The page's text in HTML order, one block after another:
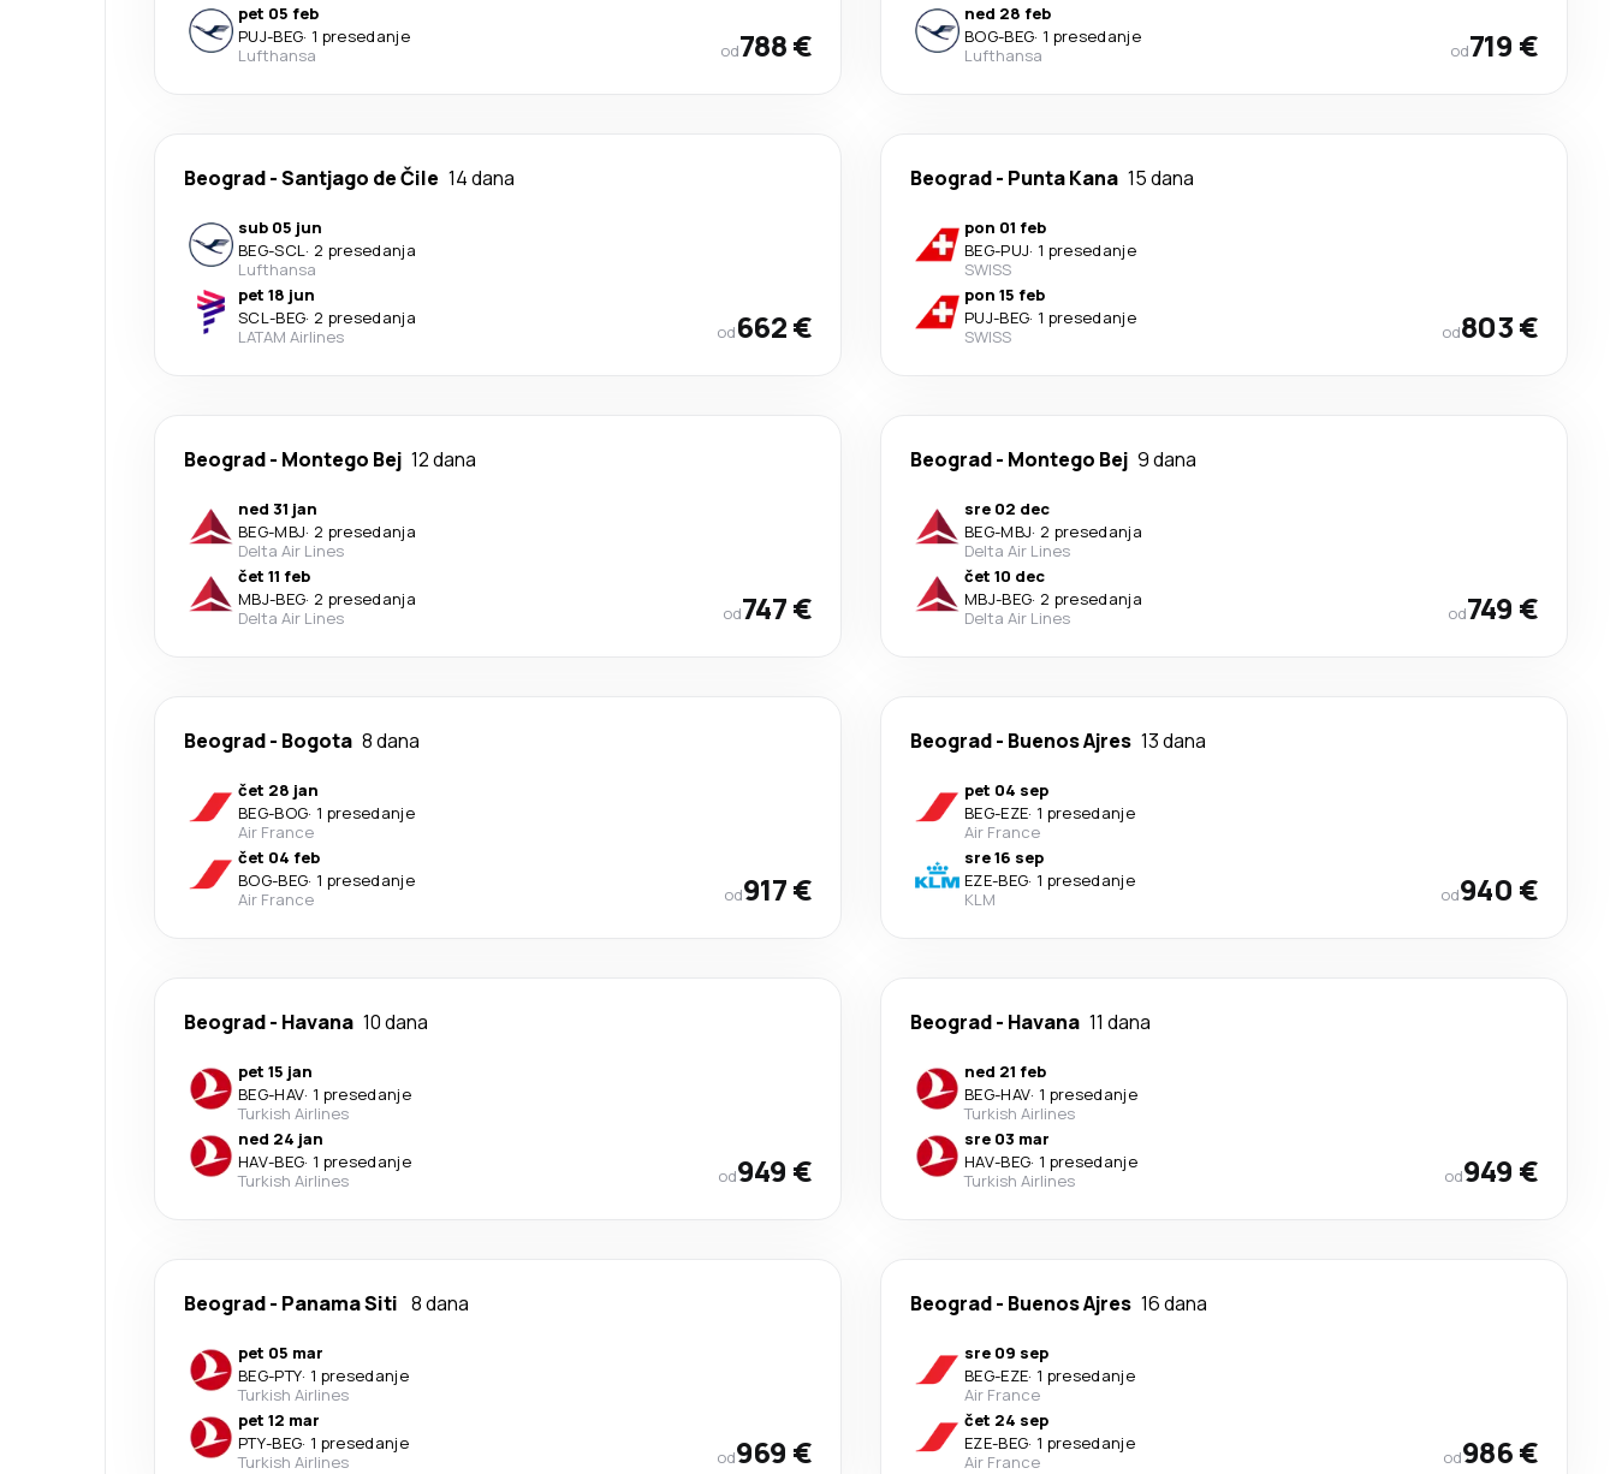
pet 05 feb
PUJ-BEG· 1 presedanje
Lufthansa
od788 €
ned 28 feb
BOG-BEG· 1 presedanje
Lufthansa
od719 €
Beograd-Santjago de Čile 14 dana
sub 05 jun
BEG-SCL· 2 presedanja
Lufthansa
pet 18 jun
SCL-BEG· 2 presedanja
LATAM Airlines
od662 €
Beograd- Punta Kana 15 dana
pon 01 feb
BEG-PUJ· 1 presedanje
SWISS
pon 15 feb
PUJ-BEG· 1 presedanje
SWISS
od803 €
Beograd- Montego Bej 12 dana
ned 31 jan
BEG-MBJ· 2 presedanja
Delta Air Lines
čet 11 feb
MBJ-BEG· 2 presedanja
Delta Air Lines
od747 €
Beograd- Montego Bej 9 dana
sre 02 dec
BEG-MBJ· 2 presedanja
Delta Air Lines
čet 10 dec
MBJ-BEG· 2 presedanja
Delta Air Lines
od749 €
Beograd- Bogota 8 dana
čet 28 jan
BEG-BOG· 1 presedanje
Air France
čet 04 feb
BOG-BEG· 1 presedanje
Air France
od917 €
Beograd- Buenos Ajres 13 dana
pet 04 sep
BEG-EZE· 1 presedanje
Air France
sre 16 sep
EZE-BEG· 1 presedanje
KLM
od940 €
Beograd- Havana 10 dana
pet 15 jan
BEG-HAV· 1 presedanje
Turkish Airlines
ned 24 jan
HAV-BEG· 1 presedanje
Turkish Airlines
od949 €
Beograd- Havana 11 dana
ned 21 feb
BEG-HAV· 1 presedanje
Turkish Airlines
sre 03 mar
HAV-BEG· 1 presedanje
Turkish Airlines
od949 €
Beograd- Panama Siti 8 dana
pet 05 mar
BEG-PTY· 1 presedanje
Turkish Airlines
pet 12 mar
PTY-BEG· 1 presedanje
Turkish Airlines
od969 €
Beograd- Buenos Ajres 16 dana
sre 09 sep
BEG-EZE· 1 presedanje
Air France
čet 24 sep
EZE-BEG· 1 presedanje
Air France
od986 €